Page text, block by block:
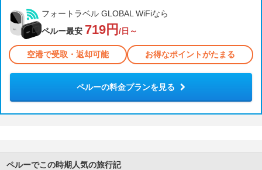
フォートラベル GLOBAL WiFiなら
ペルー最安 719円 /日～
空港で受取・返却可能 お得なポイントがたまる
ペルーの料金プランを見る
ペルーでこの時期人気の旅行記